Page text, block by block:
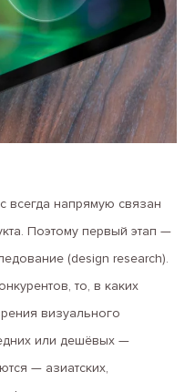
всегда напрямую связан
Поэтому первый этап —
(design research).
то, в каких
визуального
или дешёвых —
— азиатских,